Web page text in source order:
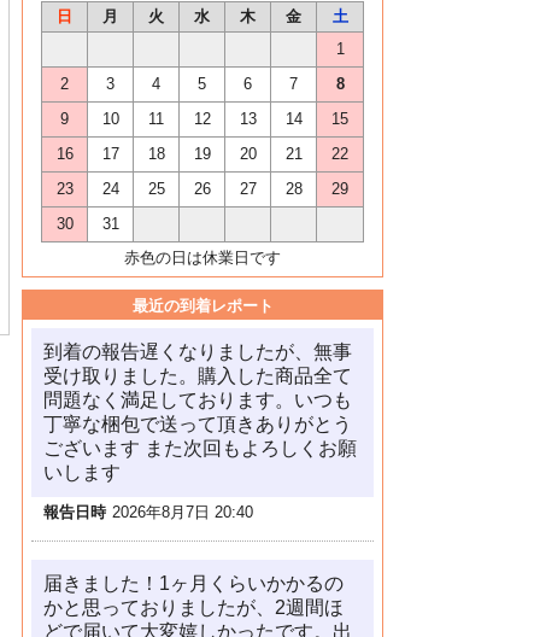
日
月 火 水 木 金
土
1
2
3 4 5 6 7
8
9
10 11 12 13 14
15
16
17 18 19 20 21
22
23
24 25 26 27 28
29
30
31
赤色の日は休業日です
最近の到着レポート
到着の報告遅くなりましたが、無事
受け取りました。購入した商品全て
問題なく満足しております。いつも
丁寧な梱包で送って頂きありがとう
ございます また次回もよろしくお願
いします
報告日時 2026年8月7日 20:40
届きました！1ヶ月くらいかかるの
かと思っておりましたが、2週間ほ
どで届いて大変嬉しかったです。出